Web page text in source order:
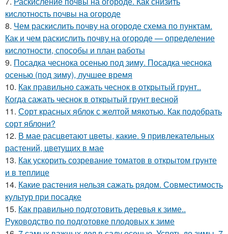
кислотность почвы на огороде
8. Чем раскислить почву на огороде схема по пунктам.
Как и чем раскислить почву на огороде — определение
кислотности, способы и план работы
9. Посадка чеснока осенью под зиму. Посадка чеснока
осенью (под зиму), лучшее время
10. Как правильно сажать чеснок в открытый грунт..
Когда сажать чеснок в открытый грунт весной
11. Сорт красных яблок с желтой мякотью. Как подобрать
сорт яблони?
12. В мае расцветают цветы, какие. 9 привлекательных
растений, цветущих в мае
13. Как ускорить созревание томатов в открытом грунте
и в теплице
14. Какие растения нельзя сажать рядом. Совместимость
культур при посадке
15. Как правильно подготовить деревья к зиме..
Руководство по подготовке плодовых к зиме